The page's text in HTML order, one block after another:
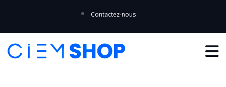
Contactez-nous